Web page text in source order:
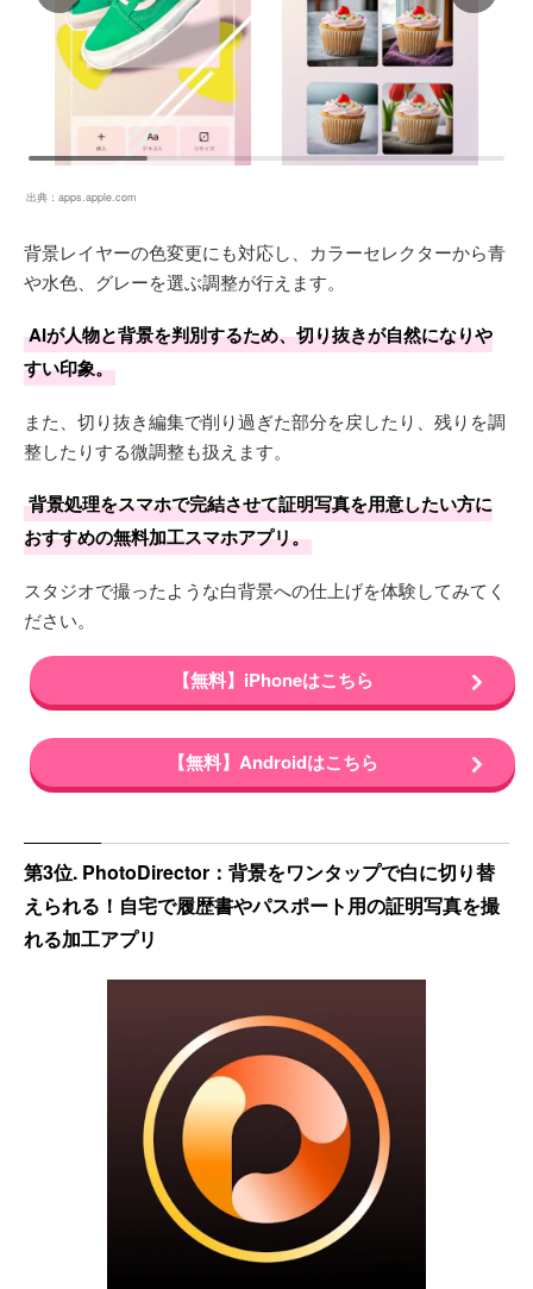
出典： apps.apple.com
背景レイヤーの色変更にも対応し、カラーセレクターから青
や水色、グレーを選ぶ調整が行えます。
AIが人物と背景を判別するため、切り抜きが自然になりや
すい印象。
また、切り抜き編集で削り過ぎた部分を戻したり、残りを調
整したりする微調整も扱えます。
背景処理をスマホで完結させて証明写真を用意したい方に
おすすめの無料加工スマホアプリ。
スタジオで撮ったような白背景への仕上げを体験してみてく
ださい。
【無料】iPhoneはこちら
【無料】Androidはこちら
第3位. PhotoDirector：背景をワンタップで白に切り替
えられる！自宅で履歴書やパスポート用の証明写真を撮
れる加工アプリ